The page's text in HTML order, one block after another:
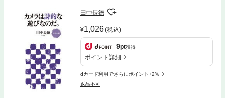
田中長徳
1,026(税込)
9pt獲得
ポイント詳細
dカード利用でさらにポイント+2%
返品不可